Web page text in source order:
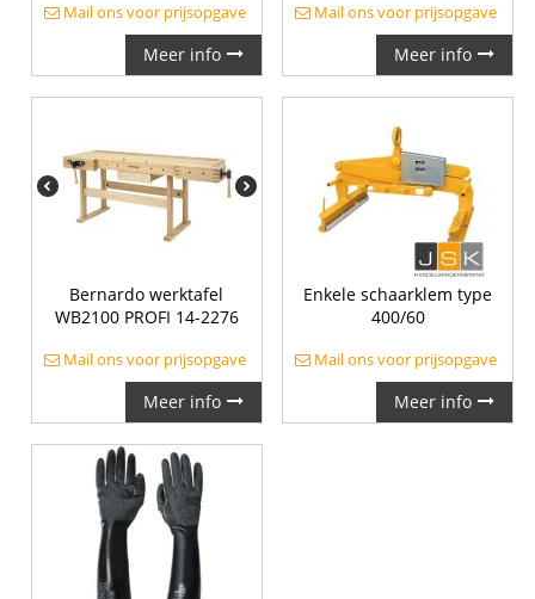
Mail ons voor prijsopgave
Meer info
Mail ons voor prijsopgave
Meer info
Bernardo werktafel
WB2100 PROFI 14-2276
Mail ons voor prijsopgave
Meer info
Enkele schaarklem type
400/60
Mail ons voor prijsopgave
Meer info